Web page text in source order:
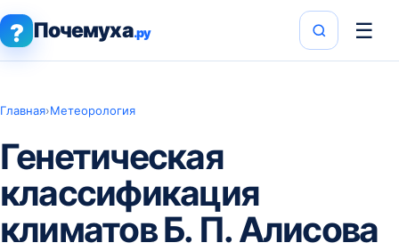
? Почемуха.ру ☰
Главная›Метеорология
Генетическая
классификация
климатов Б. П. Алисова